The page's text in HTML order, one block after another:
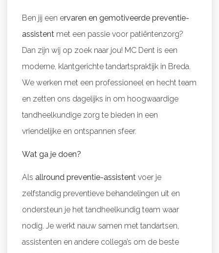
Ben jij een ervaren en gemotiveerde preventie-
assistent met een passie voor patiëntenzorg?
Dan zijn wij op zoek naar jou! MC Dent is een
moderne, klantgerichte tandartspraktijk in Breda.
We werken met een professioneel en hecht team
en zetten ons dagelijks in om hoogwaardige
tandheelkundige zorg te bieden in een
vriendelijke en ontspannen sfeer.
Wat ga je doen?
Als allround preventie-assistent voer je
zelfstandig preventieve behandelingen uit en
ondersteun je het tandheelkundig team waar
nodig. Je werkt nauw samen met tandartsen,
assistenten en andere collega’s om de beste